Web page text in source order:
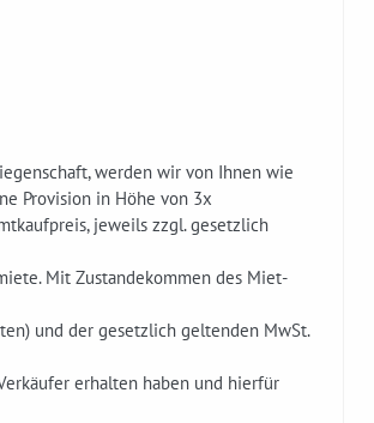
werden wir von Ihnen wie
Provision in Höhe von 3x
jeweils zzgl. gesetzlich
Mit Zustandekommen des Miet-
und der gesetzlich geltenden MwSt.
erhalten haben und hierfür